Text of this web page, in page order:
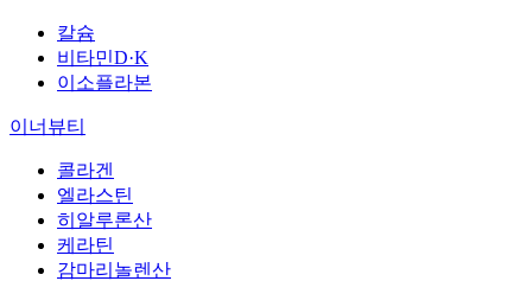
칼슘
비타민D·K
이소플라본
이너뷰티
콜라겐
엘라스틴
히알루론산
케라틴
감마리놀렌산